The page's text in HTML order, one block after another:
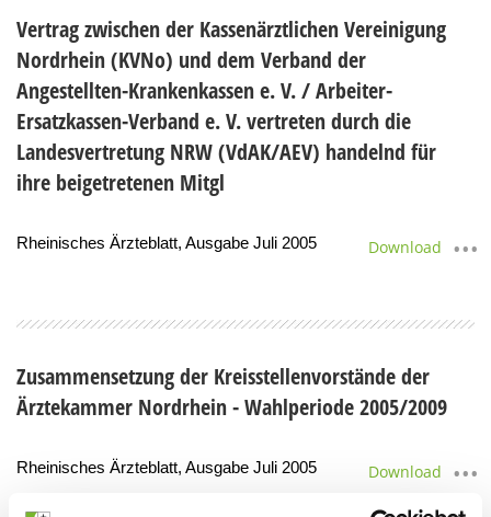
Vertrag zwischen der Kassenärztlichen Vereinigung
Nordrhein (KVNo) und dem Verband der
Angestellten-Krankenkassen e. V. / Arbeiter-
Ersatzkassen-Verband e. V. vertreten durch die
Landesvertretung NRW (VdAK/AEV) handelnd für
ihre beigetretenen Mitgl
Rheinisches Ärzteblatt, Ausgabe Juli 2005 Download
Zusammensetzung der Kreisstellenvorstände der
Ärztekammer Nordrhein - Wahlperiode 2005/2009
Rheinisches Ärzteblatt, Ausgabe Juli 2005 Download